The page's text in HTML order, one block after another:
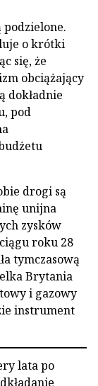
o krótki
się, że
obciążający
dokładnie
pod
drogi są
unijna
zysków
roku 28
tymczasową
Brytania
i gazowy
instrument
lata po